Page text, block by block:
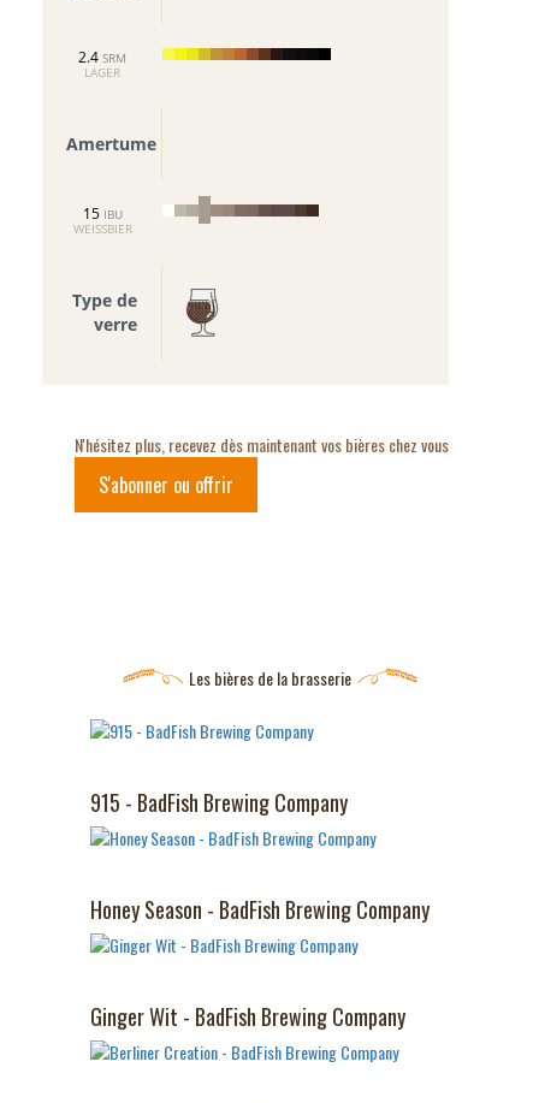
2.4 SRM
LAGER
Amertume
15 IBU
WEISSBIER
Type de
verre
N'hésitez plus, recevez dès maintenant vos bières chez vous
S'abonner ou offrir
Les bières de la brasserie
915 - BadFish Brewing Company
Honey Season - BadFish Brewing Company
Ginger Wit - BadFish Brewing Company